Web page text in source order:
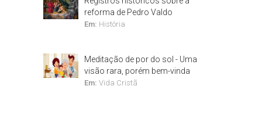
reforma de Pedro Valdo
Em: História
Meditação de por do sol - Uma
visão rara, porém bem-vinda
Em: Vida Cristã